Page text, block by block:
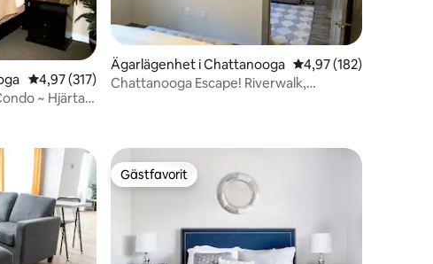
4,97 av 5 i genomsnittligt betyg, 317 omdömen
4,97 (317)
~ Hjärtat
Ägarlägenhet i Chattanooga 4,97 av 5 i
4,97 (182)
Chattanooga Escape! Riverwalk,
Gästfavorit
Gästfavorit